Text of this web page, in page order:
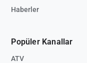
Haberler
Popüler Kanallar
ATV